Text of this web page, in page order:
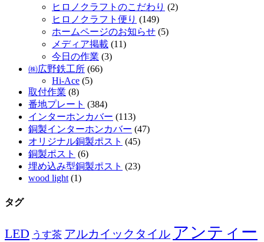
ヒロノクラフトのこだわり (2)
ヒロノクラフト便り (149)
ホームページのお知らせ (5)
メディア掲載 (11)
今日の作業 (3)
㈱広野鉄工所 (66)
Hi-Ace (5)
取付作業 (8)
番地プレート (384)
インターホンカバー (113)
銅製インターホンカバー (47)
オリジナル銅製ポスト (45)
銅製ポスト (6)
埋め込み型銅製ポスト (23)
wood light (1)
タグ
LED うす茶 アルカイックタイル アンティー